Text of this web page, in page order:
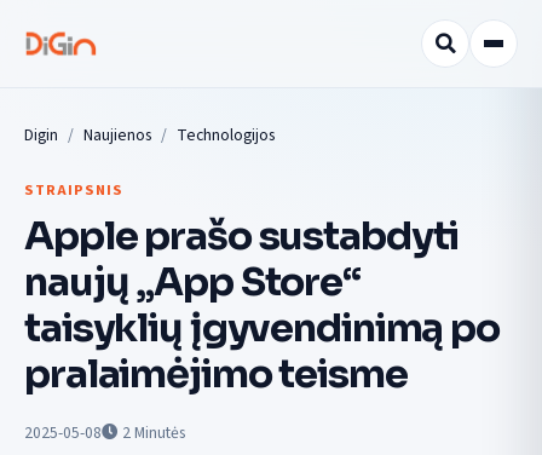
Digin Naujienos Technologijos
STRAIPSNIS
Apple prašo sustabdyti
naujų „App Store“
taisyklių įgyvendinimą po
pralaimėjimo teisme
2025-05-08 2Minutės